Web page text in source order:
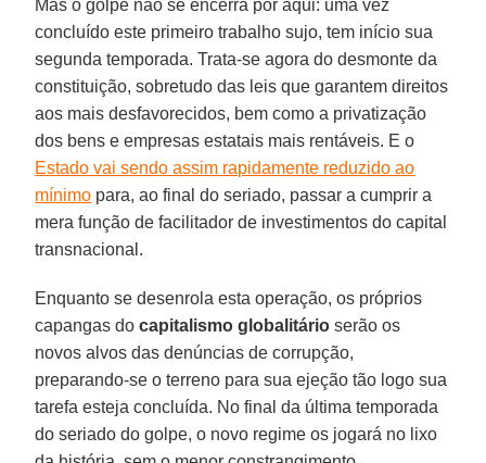
Mas o golpe não se encerra por aqui: uma vez
concluído este primeiro trabalho sujo, tem início sua
segunda temporada. Trata-se agora do desmonte da
constituição, sobretudo das leis que garantem direitos
aos mais desfavorecidos, bem como a privatização
dos bens e empresas estatais mais rentáveis. E o
Estado vai sendo assim rapidamente reduzido ao
mínimo para, ao final do seriado, passar a cumprir a
mera função de facilitador de investimentos do capital
transnacional.
Enquanto se desenrola esta operação, os próprios
capangas docapitalismo globalitário serão os
novos alvos das denúncias de corrupção,
preparando-se o terreno para sua ejeção tão logo sua
tarefa esteja concluída. No final da última temporada
do seriado do golpe, o novo regime os jogará no lixo